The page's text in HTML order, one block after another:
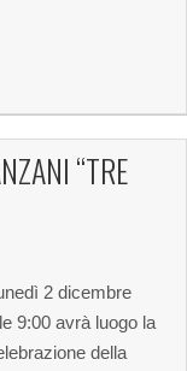
“TRE
2 dicembre
9:00 avrà luogo la
della